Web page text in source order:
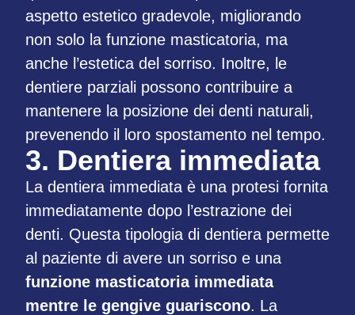
aspetto estetico gradevole, migliorando
non solo la funzione masticatoria, ma
anche l’estetica del sorriso. Inoltre, le
dentiere parziali possono contribuire a
mantenere la posizione dei denti naturali,
prevenendo il loro spostamento nel tempo.
3. Dentiera immediata
La dentiera immediata è una protesi fornita
immediatamente dopo l’estrazione dei
denti. Questa tipologia di dentiera permette
al paziente di avere un sorriso e una
funzione masticatoria immediata
mentre le gengive guariscono. La